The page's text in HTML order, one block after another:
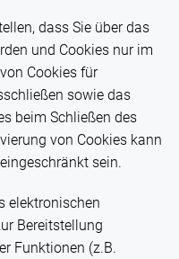
dass Sie über das
und Cookies nur im
Cookies für
sowie das
beim Schließen des
von Cookies kann
sein.
elektronischen
Bereitstellung
Funktionen (z.B.